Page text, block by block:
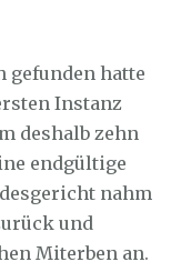
gefunden hatte
Instanz
deshalb zehn
endgültige
nahm
und
Miterben an.